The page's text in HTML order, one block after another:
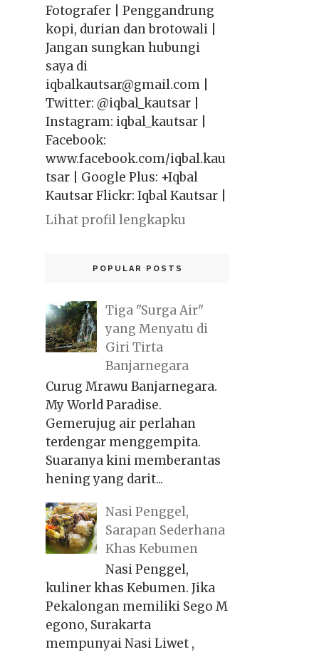
Fotografer | Penggandrung
kopi, durian dan brotowali |
Jangan sungkan hubungi
saya di
iqbalkautsar@gmail.com |
Twitter: @iqbal_kautsar |
Instagram: iqbal_kautsar |
Facebook:
www.facebook.com/iqbal.kau
tsar | Google Plus: +Iqbal
Kautsar Flickr: Iqbal Kautsar |
Lihat profil lengkapku
POPULAR POSTS
Tiga "Surga Air"
yang Menyatu di
Giri Tirta
Banjarnegara
Curug Mrawu Banjarnegara.
My World Paradise.
Gemerujug air perlahan
terdengar menggempita.
Suaranya kini memberantas
hening yang darit...
Nasi Penggel,
Sarapan Sederhana
Khas Kebumen
Nasi Penggel,
kuliner khas Kebumen. Jika
Pekalongan memiliki Sego M
egono, Surakarta
mempunyai Nasi Liwet ,